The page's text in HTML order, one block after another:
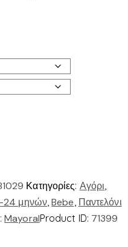
Κατηγορίες: Αγόρι,
μηνών,Bebe, Παντελόνι
MayoralProduct ID: 71399